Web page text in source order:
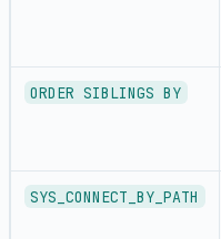
ORDER SIBLINGS BY
SYS_CONNECT_BY_PATH